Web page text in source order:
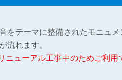
をテーマに整備されたモニュ
流れます。
ニューアル工事中のためご利用